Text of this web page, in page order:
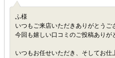
ふ様
いつもご来店いただきありがとうご
今回も嬉しい口コミのご投稿ありが
いつもお任せいただき、そしてお